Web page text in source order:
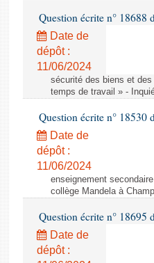
Question écrite n° 18688
Date de
dépôt :
11/06/2024
sécurité des biens et
temps de travail » -
Question écrite n°
Date de
dépôt :
11/06/2024
enseignement
collège Mandela à
Question écrite n° 18695
Date de
dépôt :